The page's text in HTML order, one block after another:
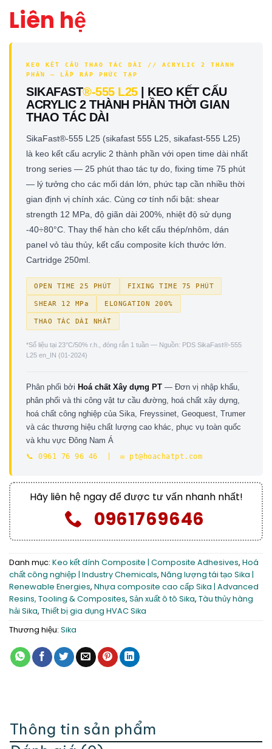
Liên hệ
KEO KẾT CẤU THAO TÁC DÀI // ACRYLIC 2 THÀNH
PHẦN — LẮP RÁP PHỨC TẠP
SIKAFAST®-555 L25| KEO KẾT CẤU
ACRYLIC 2 THÀNH PHẦN THỜI GIAN
THAO TÁC DÀI
SikaFast®-555 L25 (sikafast 555 L25, sikafast-555 L25)
là keo kết cấu acrylic 2 thành phần với open time dài nhất
trong series — 25 phút thao tác tự do, fixing time 75 phút
— lý tưởng cho các mối dán lớn, phức tạp cần nhiều thời
gian định vị chính xác. Cùng cơ tính nổi bật: shear
strength 12 MPa, độ giãn dài 200%, nhiệt độ sử dụng
-40÷80°C. Thay thế hàn cho kết cấu thép/nhôm, dán
panel vỏ tàu thủy, kết cấu composite kích thước lớn.
Cartridge 250ml.
OPEN TIME 25 PHÚT FIXING TIME 75 PHÚT
SHEAR 12 MPa ELONGATION 200%
THAO TÁC DÀI NHẤT
*Số liệu tại 23°C/50% r.h., đóng rắn 1 tuần — Nguồn: PDS SikaFast®-555
L25 en_IN (01-2024)
Phân phối bởi Hoá chất Xây dựng PT — Đơn vị nhập khẩu,
phân phối và thi công vật tư cầu đường, hoá chất xây dựng,
hoá chất công nghiệp của Sika, Freyssinet, Geoquest, Trumer
và các thương hiệu chất lượng cao khác, phục vụ toàn quốc
và khu vực Đông Nam Á
📞 0961 76 96 46 | ✉️ pt@hoachatpt.com
Hãy liên hệ ngay để được tư vấn nhanh nhất!
0961769646
Danh mục: Keo kết dính Composite | Composite Adhesives, Hoá
chất công nghiệp | Industry Chemicals, Năng lượng tái tạo Sika |
Renewable Energies, Nhựa composite cao cấp Sika | Advanced
Resins, Tooling & Composites, Sản xuất ô tô Sika, Tàu thủy hàng
hải Sika, Thiết bị gia dụng HVAC Sika
Thương hiệu: Sika
Thông tin sản phẩm